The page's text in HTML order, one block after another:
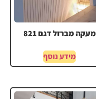
מעקה מברזל דגם 821
מידע נוסף